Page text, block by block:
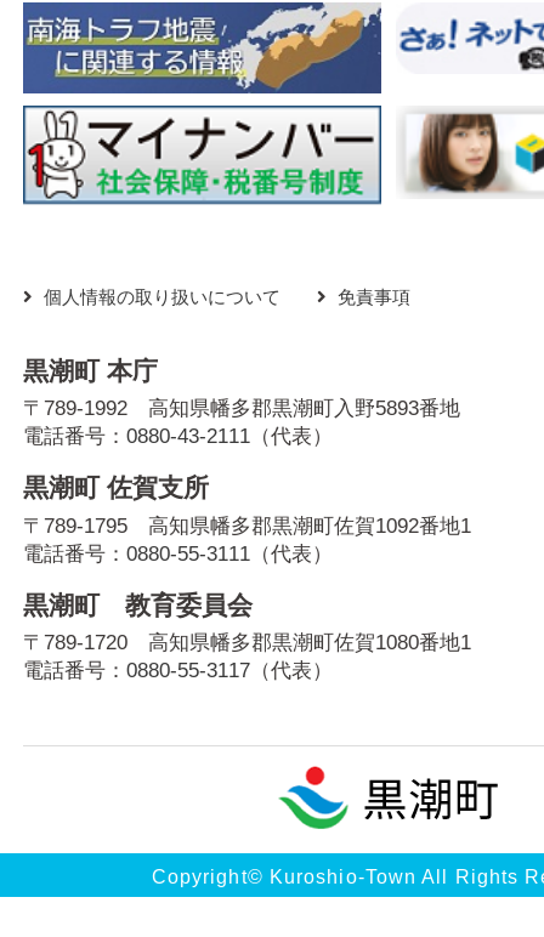
個人情報の取り扱いについて 免責事項
黒潮町 本庁
〒789-1992 高知県幡多郡黒潮町入野5893番地
電話番号：0880-43-2111 （代表）
黒潮町 佐賀支所
〒789-1795 高知県幡多郡黒潮町佐賀1092番地1
電話番号：0880-55-3111 （代表）
黒潮町 教育委員会
〒789-1720 高知県幡多郡黒潮町佐賀1080番地1
電話番号：0880-55-3117 （代表）
Copyright© Kuroshio-Town All Rights